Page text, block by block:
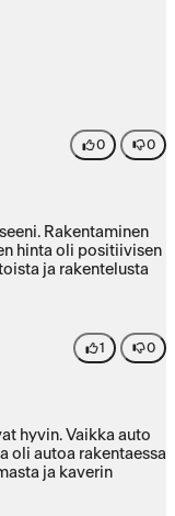
0 0
Rakentaminen
hinta oli positiivisen
ja rakentelusta
1 0
hyvin. Vaikka auto
oli autoa rakentaessa
ja kaverin